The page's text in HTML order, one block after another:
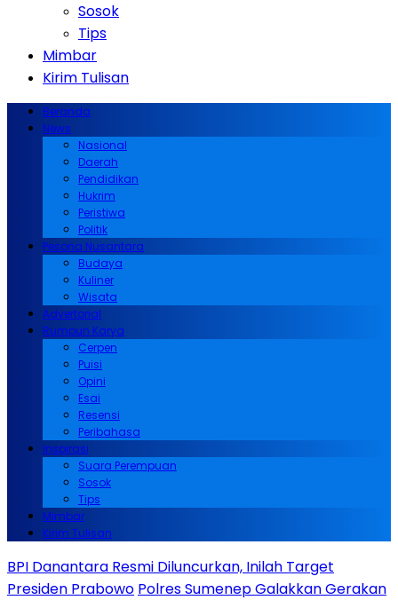
Sosok
Tips
Mimbar
Kirim Tulisan
Beranda
News
Nasional
Daerah
Pendidikan
Hukrim
Peristiwa
Politik
Pesona Nusantara
Budaya
Kuliner
Wisata
Advertorial
Rumpun Karya
Cerpen
Puisi
Opini
Esai
Resensi
Peribahasa
Inspirasi
Suara Perempuan
Sosok
Tips
Mimbar
Kirim Tulisan
BPI Danantara Resmi Diluncurkan, Inilah Target
Presiden Prabowo Polres Sumenep Galakkan Gerakan